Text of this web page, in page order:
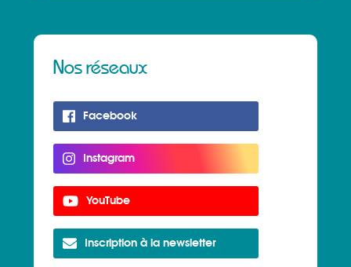
Nos réseaux
Facebook
Instagram
YouTube
Inscription à la newsletter